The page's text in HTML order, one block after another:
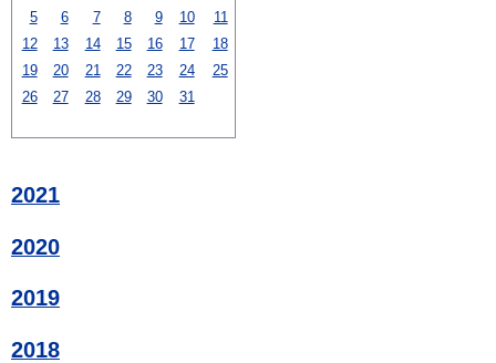
5
6 7 8 9 10
11
12
13 14 15 16 17
18
19
20 21 22 23 24
25
26
27 28 29 30 31
2021
2020
2019
2018